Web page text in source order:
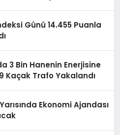
Günü 14.455 Puanla
3 Bin Hanenin Enerjisine
Kaçak Trafo Yakalandı
Ekonomi Ajandası